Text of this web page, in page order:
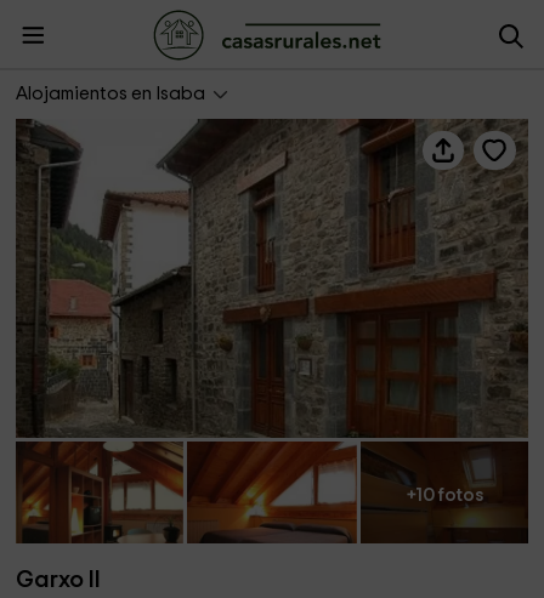
Alojamientos en Isaba
+10 fotos
Garxo II